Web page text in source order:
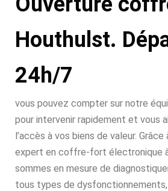
Houthulst.
24h/7
vous pouvez compter sur notre
pour intervenir rapidement et vous
l’accès à vos biens de valeur.
expert en coffre-fort électronique
sommes en mesure de
tous types de dysfonctionnements,